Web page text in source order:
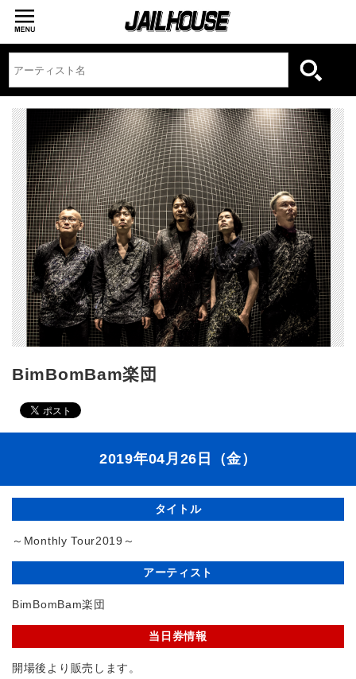
BimBomBam楽団
2019年04月26日（金）
タイトル
～Monthly Tour2019～
アーティスト
BimBomBam楽団
当日券情報
開場後より販売します。